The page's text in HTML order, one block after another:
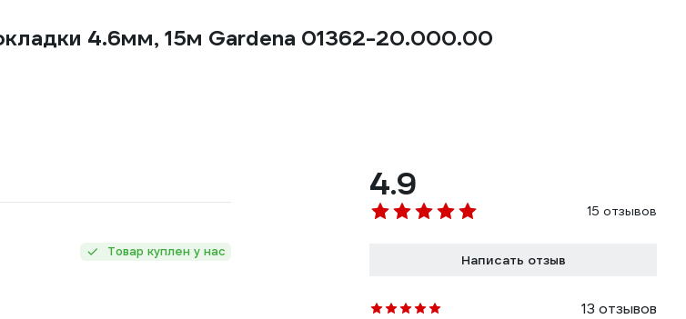
4.6мм, 15м Gardena 01362-20.000.00
Товар куплен у нас
4.9
15 отзывов
Написать отзыв
13 отзывов